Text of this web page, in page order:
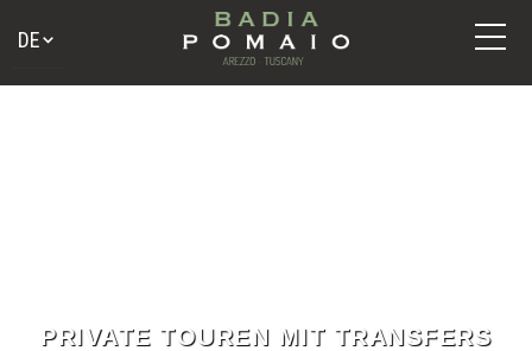
PRIVATE TOUREN MIT TRANSFERS